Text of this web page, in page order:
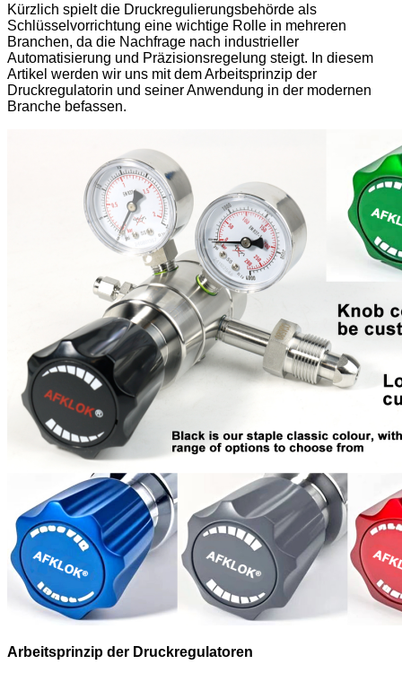
Kürzlich spielt die Druckregulierungsbehörde als
Schlüsselvorrichtung eine wichtige Rolle in mehreren
Branchen, da die Nachfrage nach industrieller
Automatisierung und Präzisionsregelung steigt. In diesem
Artikel werden wir uns mit dem Arbeitsprinzip der
Druckregulatorin und seiner Anwendung in der modernen
Branche befassen.
Arbeitsprinzip der Druckregulatoren